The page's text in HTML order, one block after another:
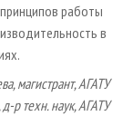
работы
в
магистрант, АГАТУ
р техн. наук, АГАТУ